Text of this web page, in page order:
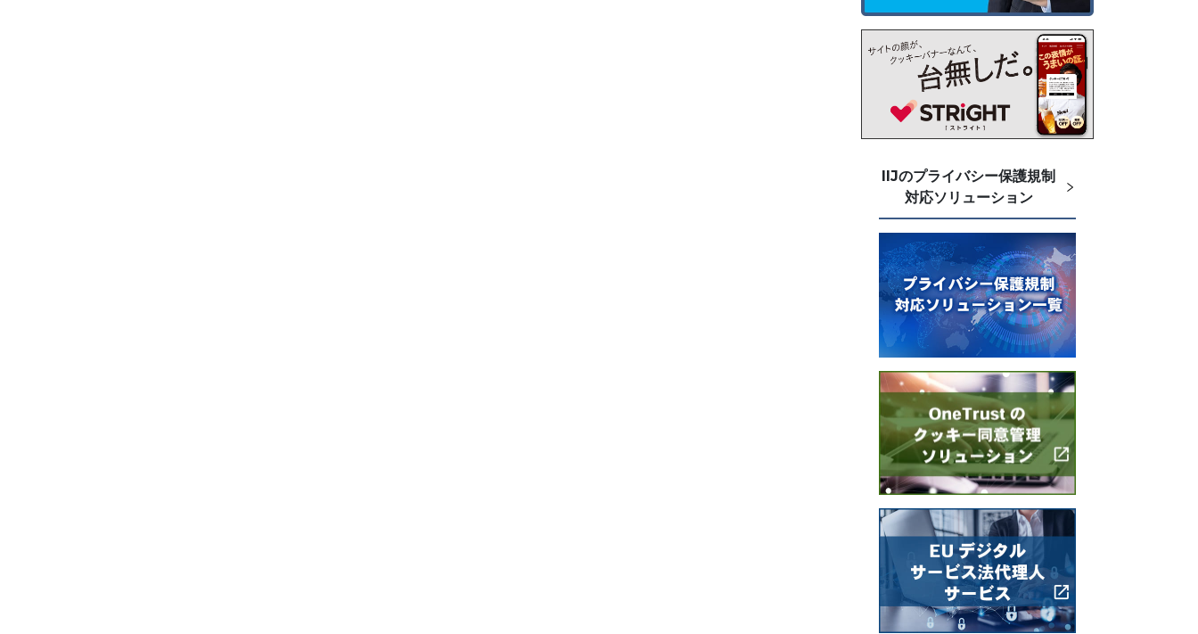
IIJのプライバシー保護規制
対応ソリューション